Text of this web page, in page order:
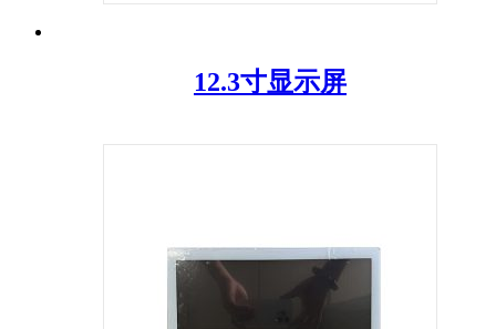
12.3寸显示屏